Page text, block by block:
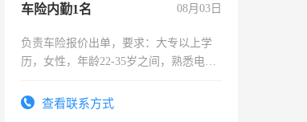
车险内勤1名 08月03日
负责车险报价出单，要求：大专以上学
历，女性，年龄22-35岁之间，熟悉电脑
试用期1-3个月，转正后交纳五险，
查看联系方式